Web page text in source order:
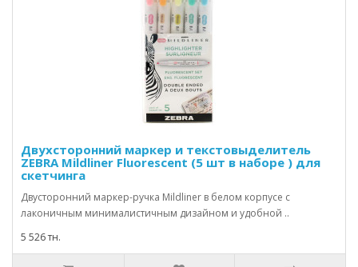
Двухсторонний маркер и текстовыделитель
ZEBRA Mildliner Fluorescent (5 шт в наборе ) для
скетчинга
Двусторонний маркер-ручка Mildliner в белом корпусе с
лаконичным минималистичным дизайном и удобной ..
5 526 тн.